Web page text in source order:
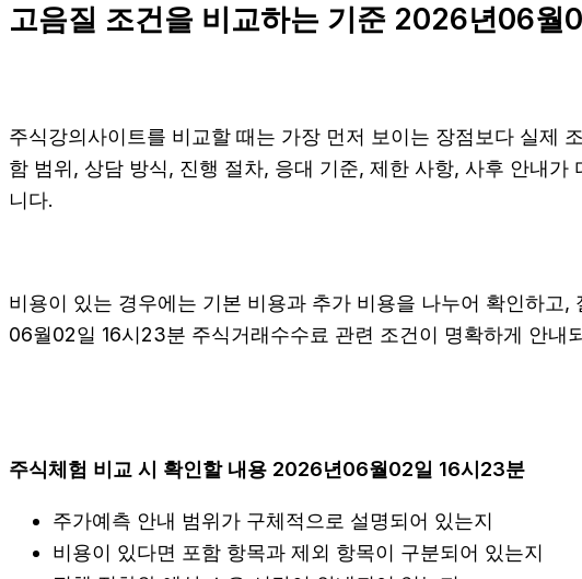
고음질 조건을 비교하는 기준 2026년06월
주식강의사이트를 비교할 때는 가장 먼저 보이는 장점보다 실제
함 범위, 상담 방식, 진행 절차, 응대 기준, 제한 사항, 사후 안내
니다.
비용이 있는 경우에는 기본 비용과 추가 비용을 나누어 확인하
06월02일 16시23분 주식거래수수료 관련 조건이 명확하게 안내
주식체험 비교 시 확인할 내용 2026년06월02일 16시23분
주가예측 안내 범위가 구체적으로 설명되어 있는지
비용이 있다면 포함 항목과 제외 항목이 구분되어 있는지